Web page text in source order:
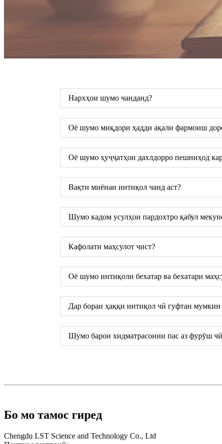
Нархҳои шумо чанданд?
Оё шумо миқдори ҳадди ақали фармоиш
Оё шумо ҳуҷҷатҳои дахлдорро пешниҳод
Вақти миёнаи интиқол чанд аст?
Шумо кадом усулҳои пардохтро қабул
Кафолати маҳсулот чист?
Оё шумо интиқоли бехатар ва бехатари
Дар бораи ҳаққи интиқол чӣ гуфтан мумкин
Шумо барои хидматрасонии пас аз фурӯш
Бо мо тамос гиред
Chengdu LST Science and Technology Co., Ltd